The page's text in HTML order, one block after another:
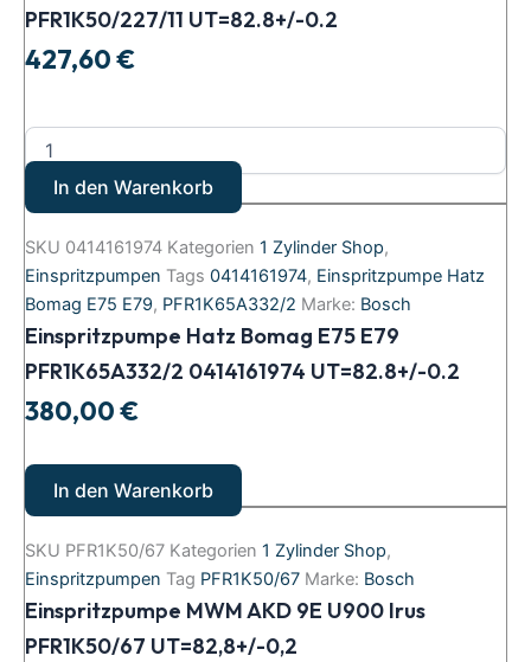
PFR1K50/227/11 UT=82.8+/-0.2
427,60€
In den Warenkorb
SKU 0414161974 Kategorien 1 Zylinder Shop,
Einspritzpumpen Tags 0414161974, Einspritzpumpe Hatz
Bomag E75 E79, PFR1K65A332/2 Marke: Bosch
Einspritzpumpe Hatz Bomag E75 E79
PFR1K65A332/2 0414161974 UT=82.8+/-0.2
380,00€
In den Warenkorb
SKU PFR1K50/67 Kategorien 1 Zylinder Shop,
Einspritzpumpen Tag PFR1K50/67 Marke: Bosch
Einspritzpumpe MWM AKD 9E U900 Irus
PFR1K50/67 UT=82,8+/-0,2